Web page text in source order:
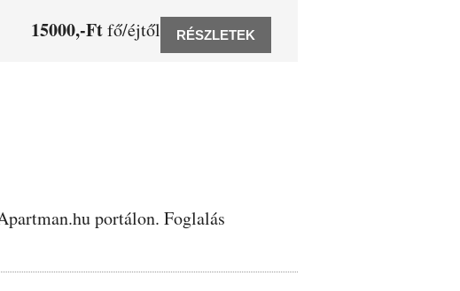
15000,-Ftfő/éjtől RÉSZLETEK
portálon. Foglalás